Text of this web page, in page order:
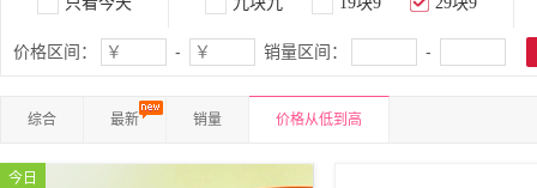
价格区间： - 销量区间： -
综合 最新 销量 价格从低到高
今日